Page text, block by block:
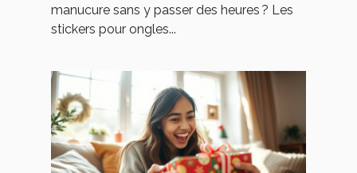
manucure sans y passer des heures ? Les
stickers pour ongles...